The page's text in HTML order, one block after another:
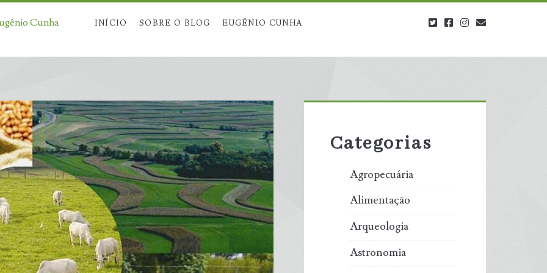
Cunha INÍCIO SOBRE O BLOG EUGÊNIO CUNHA twitterfacebookinstagram
Sidebar
Categorias
Agropecuária
Alimentação
Arqueologia
Astronomia